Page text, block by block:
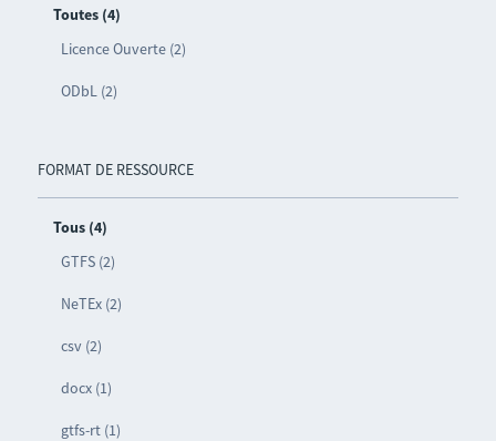
Toutes (4)
Licence Ouverte (2)
ODbL (2)
FORMAT DE RESSOURCE
Tous (4)
GTFS (2)
NeTEx (2)
csv (2)
docx (1)
gtfs-rt (1)